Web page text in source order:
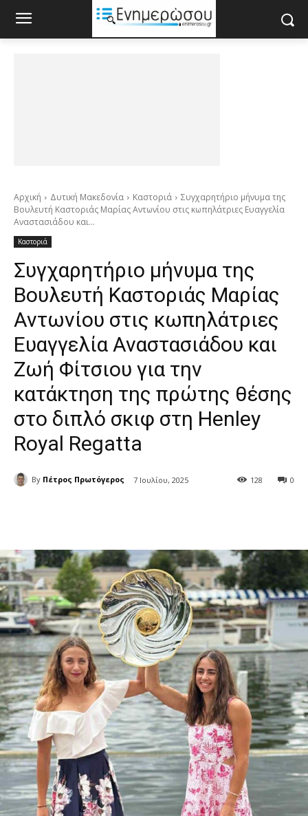
Αρχική Δυτική Μακεδονία Καστοριά
Συγχαρητήριο μήνυμα της
Βουλευτή Καστοριάς Μαρίας Αντωνίου στις κωπηλάτριες Ευαγγελία
Αναστασιάδου και...
Καστοριά
Συγχαρητήριο μήνυμα της
Βουλευτή Καστοριάς Μαρίας
Αντωνίου στις κωπηλάτριες
Ευαγγελία Αναστασιάδου και
Ζωή Φίτσιου για την
κατάκτηση της πρώτης θέσης
στο διπλό σκιφ στη Henley
Royal Regatta
By Πέτρος Πρωτόγερος 7 Ιουλίου, 2025 0
128